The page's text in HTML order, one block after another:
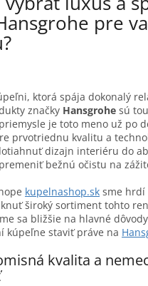
pre
ktorá spája dokonalý
značky Hansgrohe sú
je toto meno už po
prvotriednu kvalitu a
dizajn interiéru do
bežnú očistu na
kupelnashop.sk sme hrdí
široký sortiment tohto
sa bližšie na hlavné
kúpeľne staviť práve na
kvalita a